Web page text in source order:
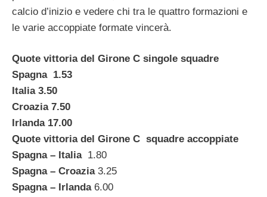
calcio d’inizio e vedere chi tra le quattro formazioni e
le varie accoppiate formate vincerà.
Quote vittoria del Girone C singole squadre
Spagna 1.53
Italia 3.50
Croazia 7.50
Irlanda 17.00
Quote vittoria del Girone C squadre accoppiate
Spagna – Italia 1.80
Spagna – Croazia 3.25
Spagna – Irlanda 6.00